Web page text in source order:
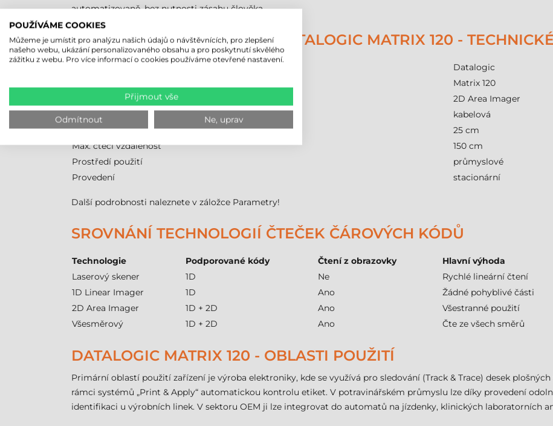
automatizovaně, bez nutnosti zásahu člověka.
ČTEČKA ČÁROVÝCH KÓDŮ DATALOGIC MATRIX 120 -
Datalogic
Matrix 120
Technologie čtení
2D Area Imager
Komunikace
kabelová
Min. čtecí vzdálenost
25 cm
Max. čtecí vzdálenost
150 cm
Prostředí použití
průmyslové
Provedení
stacionární
Další podrobnosti naleznete v záložce Parametry!
SROVNÁNÍ TECHNOLOGIÍ ČTEČEK ČÁROVÝCH KÓDŮ
Technologie Podporované kódy Čtení z obrazovky Hlavní výhoda
Laserový skener
1D Ne Rychlé lineární čtení
1D Linear Imager
1D Ano Žádné pohyblivé části
2D Area Imager
1D + 2D Ano Všestranné použití
Všesměrový
1D + 2D Ano Čte ze všech směrů
DATALOGIC MATRIX 120 - OBLASTI POUŽITÍ
Primární oblastí použití zařízení je výroba elektroniky, kde se využívá pro sledování (Track & Trace) desek
rámci systémů „Print & Apply“ automatickou kontrolu etiket. V potravinářském průmyslu lze díky provedení
identifikaci u výrobních linek. V sektoru OEM ji lze integrovat do automatů na jízdenky, klinických laboratorních
POUŽÍVÁME COOKIES
Můžeme je umístit pro analýzu našich údajů o návštěvnících, pro zlepšení
našeho webu, ukázání personalizovaného obsahu a pro poskytnutí skvělého
zážitku z webu. Pro více informací o cookies používáme otevřené nastavení.
Přijmout vše
Odmítnout Ne, uprav